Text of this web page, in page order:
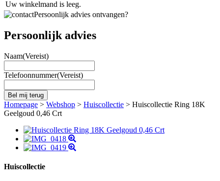
Uw winkelmand is leeg.
Persoonlijk advies ontvangen?
Persoonlijk advies
Naam(Vereist)
Telefoonnummer(Vereist)
Homepage > Webshop > Huiscollectie > Huiscollectie Ring 18K
Geelgoud 0,46 Crt
Huiscollectie